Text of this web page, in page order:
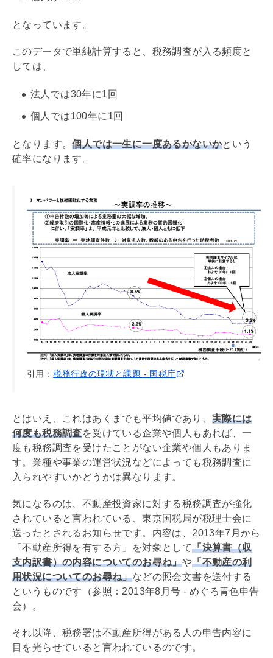
となっています。
このデータで単純計算すると、税務調査が入る頻度と
しては、
法人では30年に1回
個人では100年に1回
となります。個人では一生に一度あるかないかという
確率になります。
引用：税務行政の現状と課題 - 国税庁
とはいえ、これはあくまでも平均値であり、 実際には
何度も税務調査を受けている企業や個人もあれば、一
度も税務調査を受けたことがない企業や個人もありま
す。業種や事業の運営状況などによっても税務調査に
入られやすいかどうかは異なります。
気になるのは、不動産投資家に対する税務調査が強化
されていると言われている、東京国税局が税理士会に
送ったとされるお知らせです。内容は、2013年7月から
「不動産所得を有する方」を対象として「決算書（収
支内訳書）の内容についてのお尋ね」や「不動産の利
用状況についてのお尋ね」などの照会文書を送付する
というものです（参照：2013年8月号 - めぐろ青色申告
会）。
それ以降、税務署は不動産所得がある人の申告内容に
目を光らせていると言われているのです。